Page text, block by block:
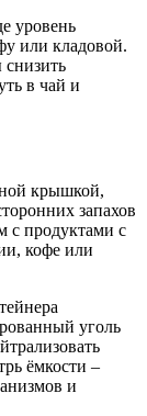
уровень
или кладовой.
в чай и
крышкой,
запахов
с продуктами с
кофе или
уголь
ёмкости –
и